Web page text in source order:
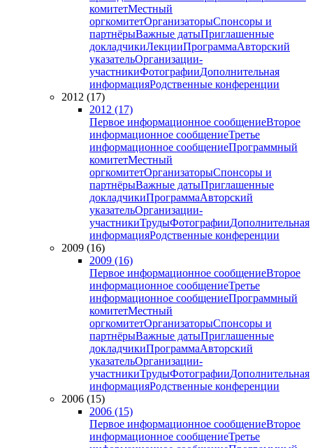
комитетМестный
оргкомитетОрганизаторыСпонсоры и
партнёрыВажные датыПриглашенные
докладчикиЛекцииПрограммаАвторский
указательОрганизации-
участникиФотографииДополнительная
информацияРодственные конференции
2012 (17)
2012 (17)
Первое информационное сообщениеВторое
информационное сообщениеТретье
информационное сообщениеПрограммный
комитетМестный
оргкомитетОрганизаторыСпонсоры и
партнёрыВажные датыПриглашенные
докладчикиПрограммаАвторский
указательОрганизации-
участникиТрудыФотографииДополнительная
информацияРодственные конференции
2009 (16)
2009 (16)
Первое информационное сообщениеВторое
информационное сообщениеТретье
информационное сообщениеПрограммный
комитетМестный
оргкомитетОрганизаторыСпонсоры и
партнёрыВажные датыПриглашенные
докладчикиПрограммаАвторский
указательОрганизации-
участникиТрудыФотографииДополнительная
информацияРодственные конференции
2006 (15)
2006 (15)
Первое информационное сообщениеВторое
информационное сообщениеТретье